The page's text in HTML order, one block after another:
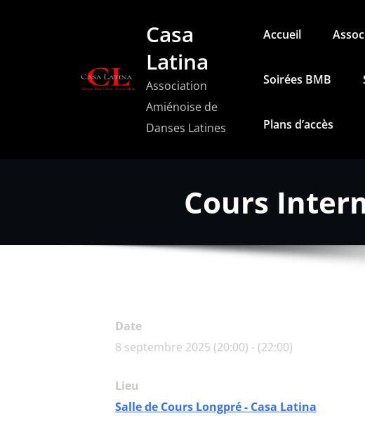
Casa
Latina
Association
Amiénoise de
Danses Latines
Accueil
Soirées BMB
Plans d’accès
Cours
Date
8 septembre 2025 (20:00) - (22:00)
Lieu
Salle de Cours Longpré - Casa Latina